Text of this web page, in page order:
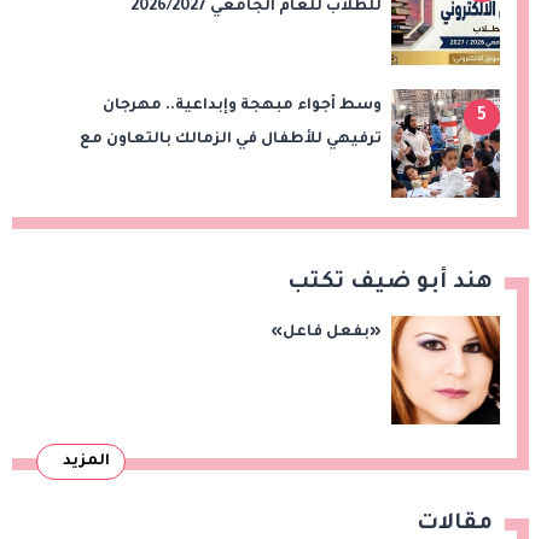
للطلاب للعام الجامعي 2026/2027
5
وسط أجواء مبهجة وإبداعية.. مهرجان
ترفيهي للأطفال في الزمالك بالتعاون مع
هند أبو ضيف تكتب
«بفعل فاعل»
المزيد
مقالات